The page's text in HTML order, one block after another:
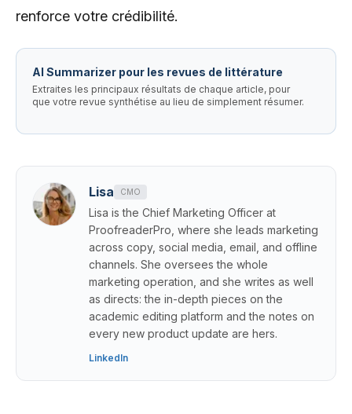
renforce votre crédibilité.
AI Summarizer pour les revues de littérature
Extraites les principaux résultats de chaque article, pour
que votre revue synthétise au lieu de simplement résumer.
Lisa CMO
Lisa is the Chief Marketing Officer at
ProofreaderPro, where she leads marketing
across copy, social media, email, and offline
channels. She oversees the whole
marketing operation, and she writes as well
as directs: the in-depth pieces on the
academic editing platform and the notes on
every new product update are hers.
LinkedIn